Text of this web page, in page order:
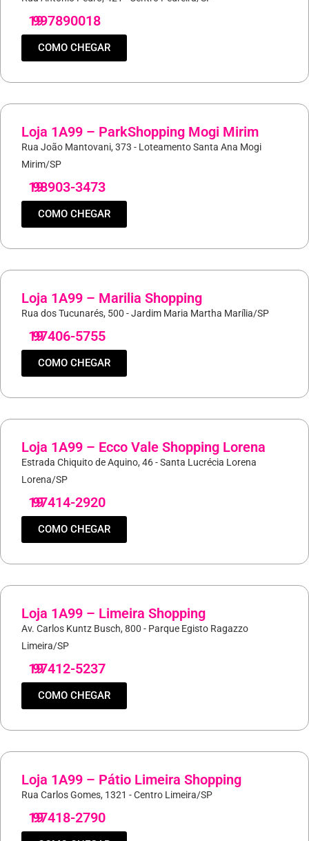
19
997890018
COMO CHEGAR
Loja 1A99 – ParkShopping Mogi Mirim
Rua João Mantovani, 373 - Loteamento Santa Ana Mogi
Mirim/SP
19
98903-3473
COMO CHEGAR
Loja 1A99 – Marilia Shopping
Rua dos Tucunarés, 500 - Jardim Maria Martha Marília/SP
19
97406-5755
COMO CHEGAR
Loja 1A99 – Ecco Vale Shopping Lorena
Estrada Chiquito de Aquino, 46 - Santa Lucrécia Lorena
Lorena/SP
19
97414-2920
COMO CHEGAR
Loja 1A99 – Limeira Shopping
Av. Carlos Kuntz Busch, 800 - Parque Egisto Ragazzo
Limeira/SP
19
97412-5237
COMO CHEGAR
Loja 1A99 – Pátio Limeira Shopping
Rua Carlos Gomes, 1321 - Centro Limeira/SP
19
97418-2790